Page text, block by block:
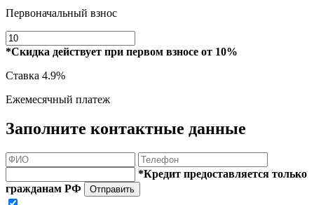
Первоначальный взнос
*Скидка действует при первом взносе от 10%
Ставка 4.9%
Ежемесячный платеж
Заполните контактные данные
*Кредит предоставляется только
гражданам РФ
Отправить